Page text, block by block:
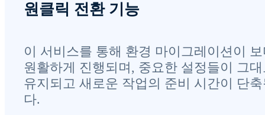
원클릭 전환 기능
이 서비스를 통해 환경 마이그레이션이
원활하게 진행되며, 중요한 설정들이 그
유지되고 새로운 작업의 준비 시간이 단
다.